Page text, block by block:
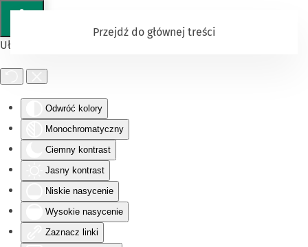
Ułatwienia dostępu
Odwróć kolory
Monochromatyczny
Ciemny kontrast
Jasny kontrast
Niskie nasycenie
Wysokie nasycenie
Zaznacz linki
Przejdź do głównej treści